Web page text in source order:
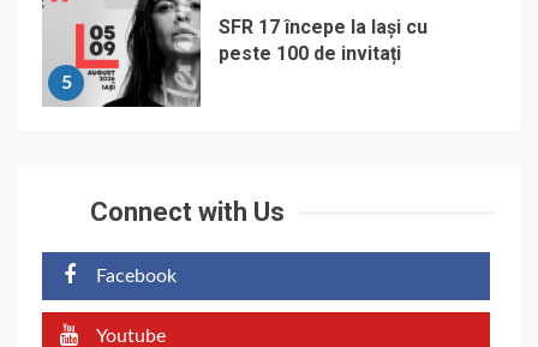
5
SFR 17 începe la Iași cu
peste 100 de invitați
Connect with Us
Facebook
Youtube